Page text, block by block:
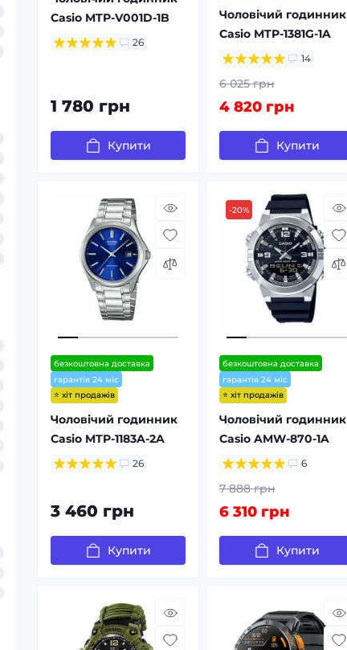
Casio MTP-V001D-1B
26
1 780 грн
Купити
Чоловічий годинник
Casio MTP-1381G-1A
14
6 025 грн
4 820 грн
Купити
безкоштовна доставка
гарантія 24 міс
⭐ хіт продажів
Чоловічий годинник
Casio MTP-1183A-2A
26
3 460 грн
Купити
-20%
безкоштовна доставка
гарантія 24 міс
⭐ хіт продажів
Чоловічий годинник
Casio AMW-870-1A
6
7 888 грн
6 310 грн
Купити